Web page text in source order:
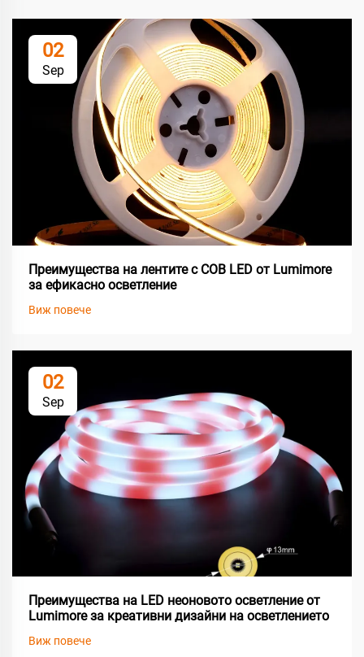
02
Sep
Преимущества на лентите с COB LED от Lumimore
за ефикасно осветление
Виж повече
02
Sep
Преимущества на LED неоновото осветление от
Lumimore за креативни дизайни на осветлението
Виж повече